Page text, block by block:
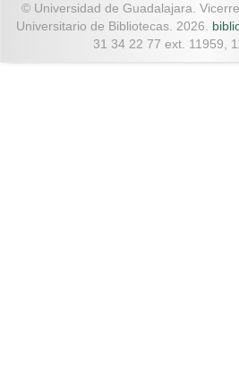
© Universidad de Guadalajara.
Universitario de Bibliotecas. 2026.
31 34 22 77 ext. 11959,